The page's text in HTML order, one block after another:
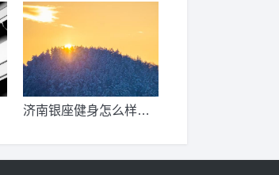
细？2021山东天然气费
收费标准？
济南银座健身怎么样，
啊？济南哪里有练瑜